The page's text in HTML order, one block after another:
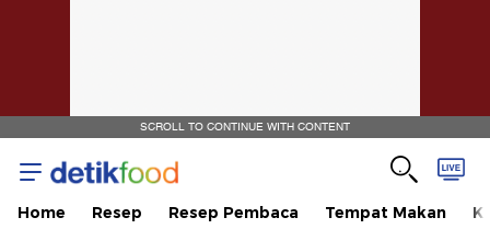
SCROLL TO CONTINUE WITH CONTENT
Home Resep Resep Pembaca Tempat Makan